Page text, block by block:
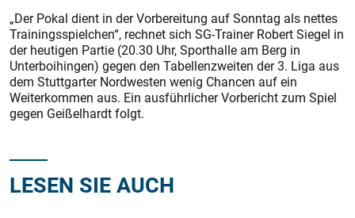
„Der Pokal dient in der Vorbereitung auf Sonntag als nettes
Trainingsspielchen“, rechnet sich SG-Trainer Robert Siegel in
der heutigen Partie (20.30 Uhr, Sporthalle am Berg in
Unterboihingen) gegen den Tabellenzweiten der 3. Liga aus
dem Stuttgarter Nordwesten wenig Chancen auf ein
Weiterkommen aus. Ein ausführlicher Vorbericht zum Spiel
gegen Geißelhardt folgt.
LESEN SIE AUCH